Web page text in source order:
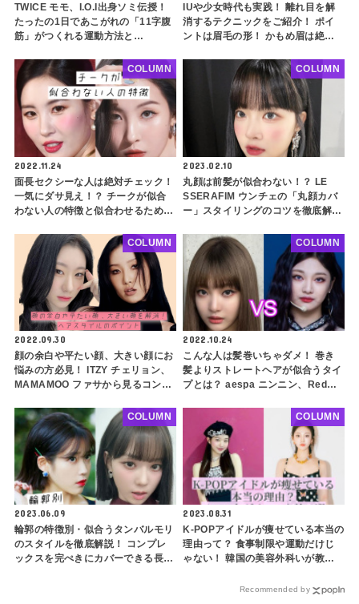
TWICE モモ、I.O.I出身ソミ伝授！
たったの1日であこがれの「11字腹
筋」がつくれる運動方法と
しゃれな腹筋露出コーデをご紹介し
ます
IUや少女時代も実践！ 離れ目を解
消するテクニックをご紹介！ ポイ
ントは眉毛の形！ かもめ眉は絶対
2022.11.24
面長セクシーな人は絶対チェック！
一気にダサ見え！？ チークが似合
わない人の特徴と似合わせるための
COLUMN
2023.02.10
丸顔は前髪が似合わない！？ LE
SSERAFIM ウンチェの「丸顔カバ
ー」スタイリングのコツを徹底解
ングもバッチリ似合い、スリムな印
象に
COLUMN
2022.09.30
顔の余白や平たい顔、大きい顔にお
悩みの方必見！ ITZY チェリョン、
MAMAMOO ファサから見るコンプ
トとは？
COLUMN
2022.10.24
こんな人は髪巻いちゃダメ！ 巻き
髪よりストレートヘアが似合うタイ
プとは？ aespa ニンニン、Red
COLUMN
2023.06.09
輪郭の特徴別・似合うタンバルモリ
のスタイルを徹底解説！ コンプレ
ックスを完ぺきにカバーできる長さ
COLUMN
2023.08.31
K-POPアイドルが痩せている本当の
理由って？ 食事制限や運動だけじ
ゃない！ 韓国の美容外科いが教え
ト方法を６つご紹介
COLUMN
Recommended by